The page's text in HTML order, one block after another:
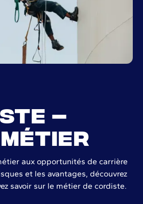
–
aux opportunités de carrière
et les avantages, découvrez
savoir sur le métier de cordiste.